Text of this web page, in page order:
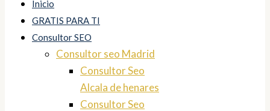
Inicio
GRATIS PARA TI
Consultor SEO
Consultor seo Madrid
Consultor Seo
Alcala de henares
Consultor Seo